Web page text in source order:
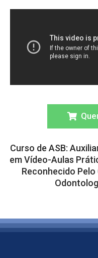
Curso de ASB:
em Vídeo-Aulas
Reconhecido Pelo